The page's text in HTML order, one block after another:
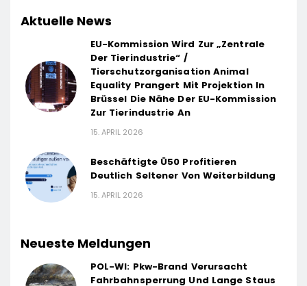
Aktuelle News
EU-Kommission Wird Zur „Zentrale
Der Tierindustrie“ /
Tierschutzorganisation Animal
Equality Prangert Mit Projektion In
Brüssel Die Nähe Der EU-Kommission
Zur Tierindustrie An
15. APRIL 2026
Beschäftigte Ü50 Profitieren
Deutlich Seltener Von Weiterbildung
15. APRIL 2026
Neueste Meldungen
POL-WI: Pkw-Brand Verursacht
Fahrbahnsperrung Und Lange Staus